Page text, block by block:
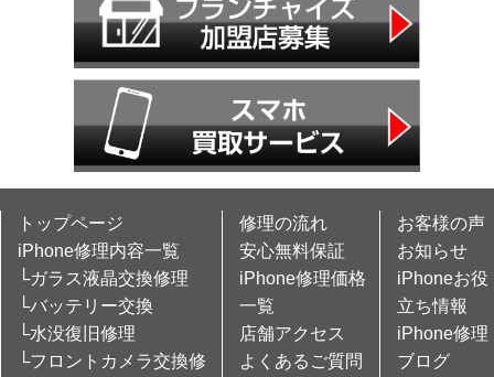
トップページ
iPhone修理内容一覧
└ガラス液晶交換修理
└バッテリー交換
└水没復旧修理
└フロントカメラ交換修
修理の流れ
安心無料保証
iPhone修理価格
一覧
店舗アクセス
よくあるご質問
お客様の声
お知らせ
iPhoneお役
立ち情報
iPhone修理
ブログ